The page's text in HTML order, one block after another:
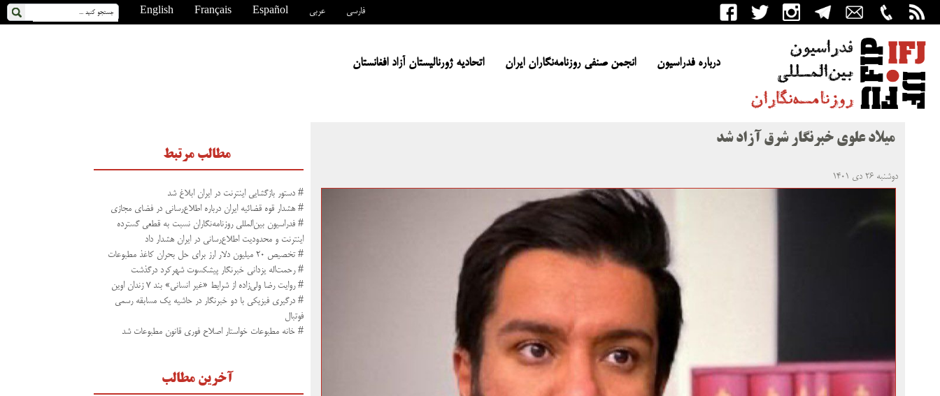
English Français Español عربی فارسی
درباره فدراسیون انجمن صنفی روزنامه‌نگاران ایران اتحادیه ژورنالیستان آزاد افغانستان
میلاد علوی خبرنگار شرق آزاد شد
دوشنبه ۲۶ دی ۱۴۰۱
مطالب مرتبط
# دستور بازگشایی اینترنت در ایران ابلاغ شد
# هشدار قوه قضائیه ایران درباره اطلاع‌رسانی در فضای مجازی
# فدراسیون بین‌المللی روزنامه‌نگاران نسبت به قطعی گسترده
اینترنت و محدودیت اطلاع‌رسانی در ایران هشدار داد
# تخصیص ۲۰ میلیون دلار ارز برای حل بحران کاغذ مطبوعات
# رحمت‌اله یزدانی خبرنگار پیشکسوت شهرکرد درگذشت
# روایت رضا ولی‌زاده از شرایط «غیر انسانی» بند ۷ زندان اوین
# درگیری فیزیکی با دو خبرنگار در حاشیه یک مسابقه رسمی
فوتبال
# خانه مطبوعات خواستار اصلاح فوری قانون مطبوعات شد
آخرین مطالب